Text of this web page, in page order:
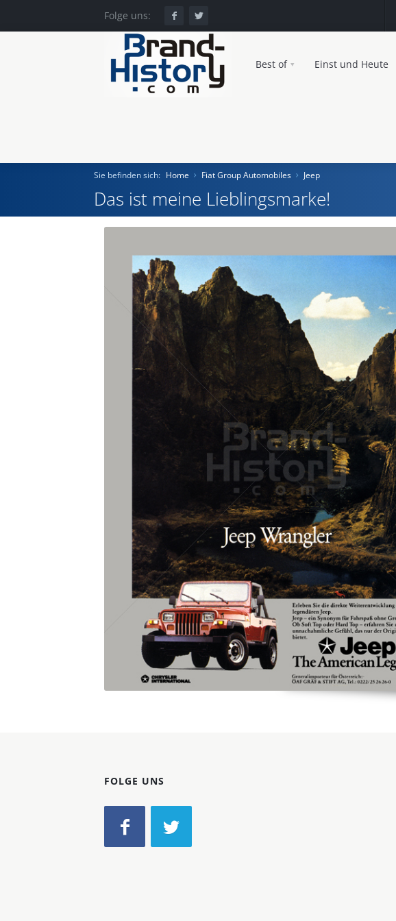
Folge uns:
Best of Einst und Heute
Home
Einst und Heute
Marken
Konzerne
Sie befinden sich: Home Fiat Group Automobiles Jeep
Das ist meine Lieblingsmarke!
FOLGE UNS